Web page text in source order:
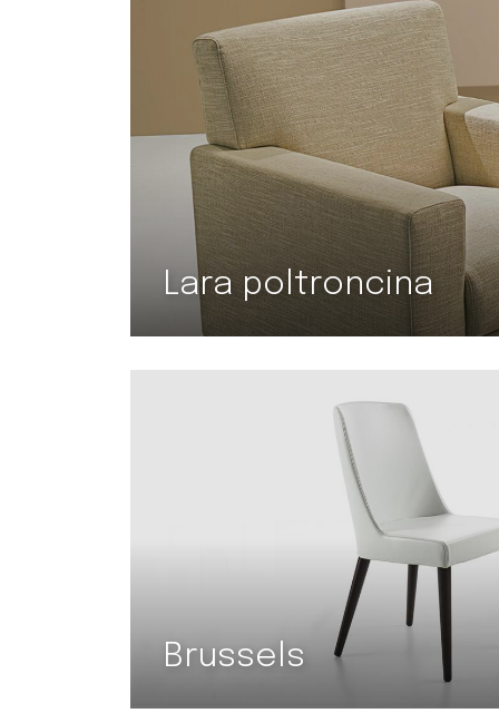
Lara poltroncina
Brussels